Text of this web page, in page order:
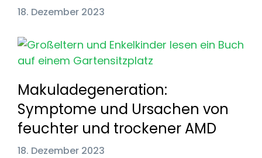
18. Dezember 2023
Makuladegeneration:
Symptome und Ursachen von
feuchter und trockener AMD
18. Dezember 2023